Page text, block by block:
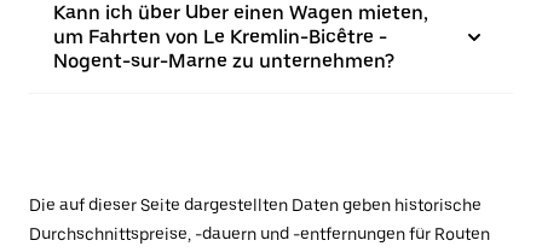
Kann ich über Uber einen Wagen mieten,
um Fahrten von Le Kremlin-Bicêtre -
Nogent-sur-Marne zu unternehmen?
Die auf dieser Seite dargestellten Daten geben historische
Durchschnittspreise, -dauern und -entfernungen für Routen